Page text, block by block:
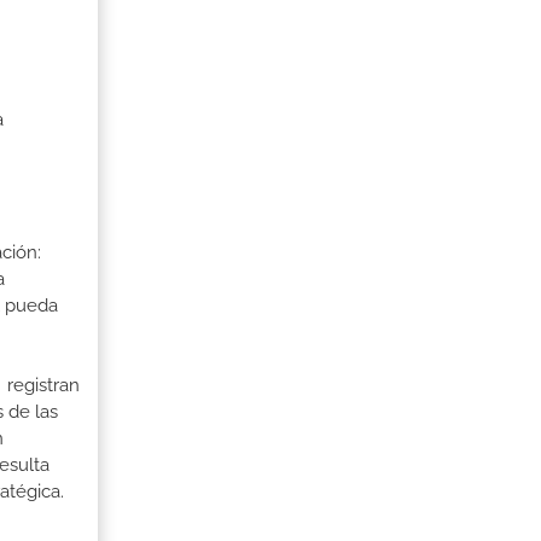
pueda
registran
de las